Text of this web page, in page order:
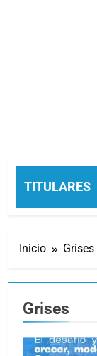
TITULARES
del Afro
Atrás
Inicio Grises
Grises